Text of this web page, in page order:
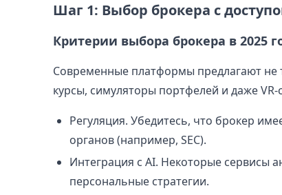
Шаг 1: Выбор брокера с
Критерии выбора брокера в 2025
Современные платформы предлагают не
курсы, симуляторы портфелей и даже
Регуляция. Убедитесь, что брокер
органов (например, SEC).
Интеграция с AI. Некоторые сервисы
персональные стратегии.